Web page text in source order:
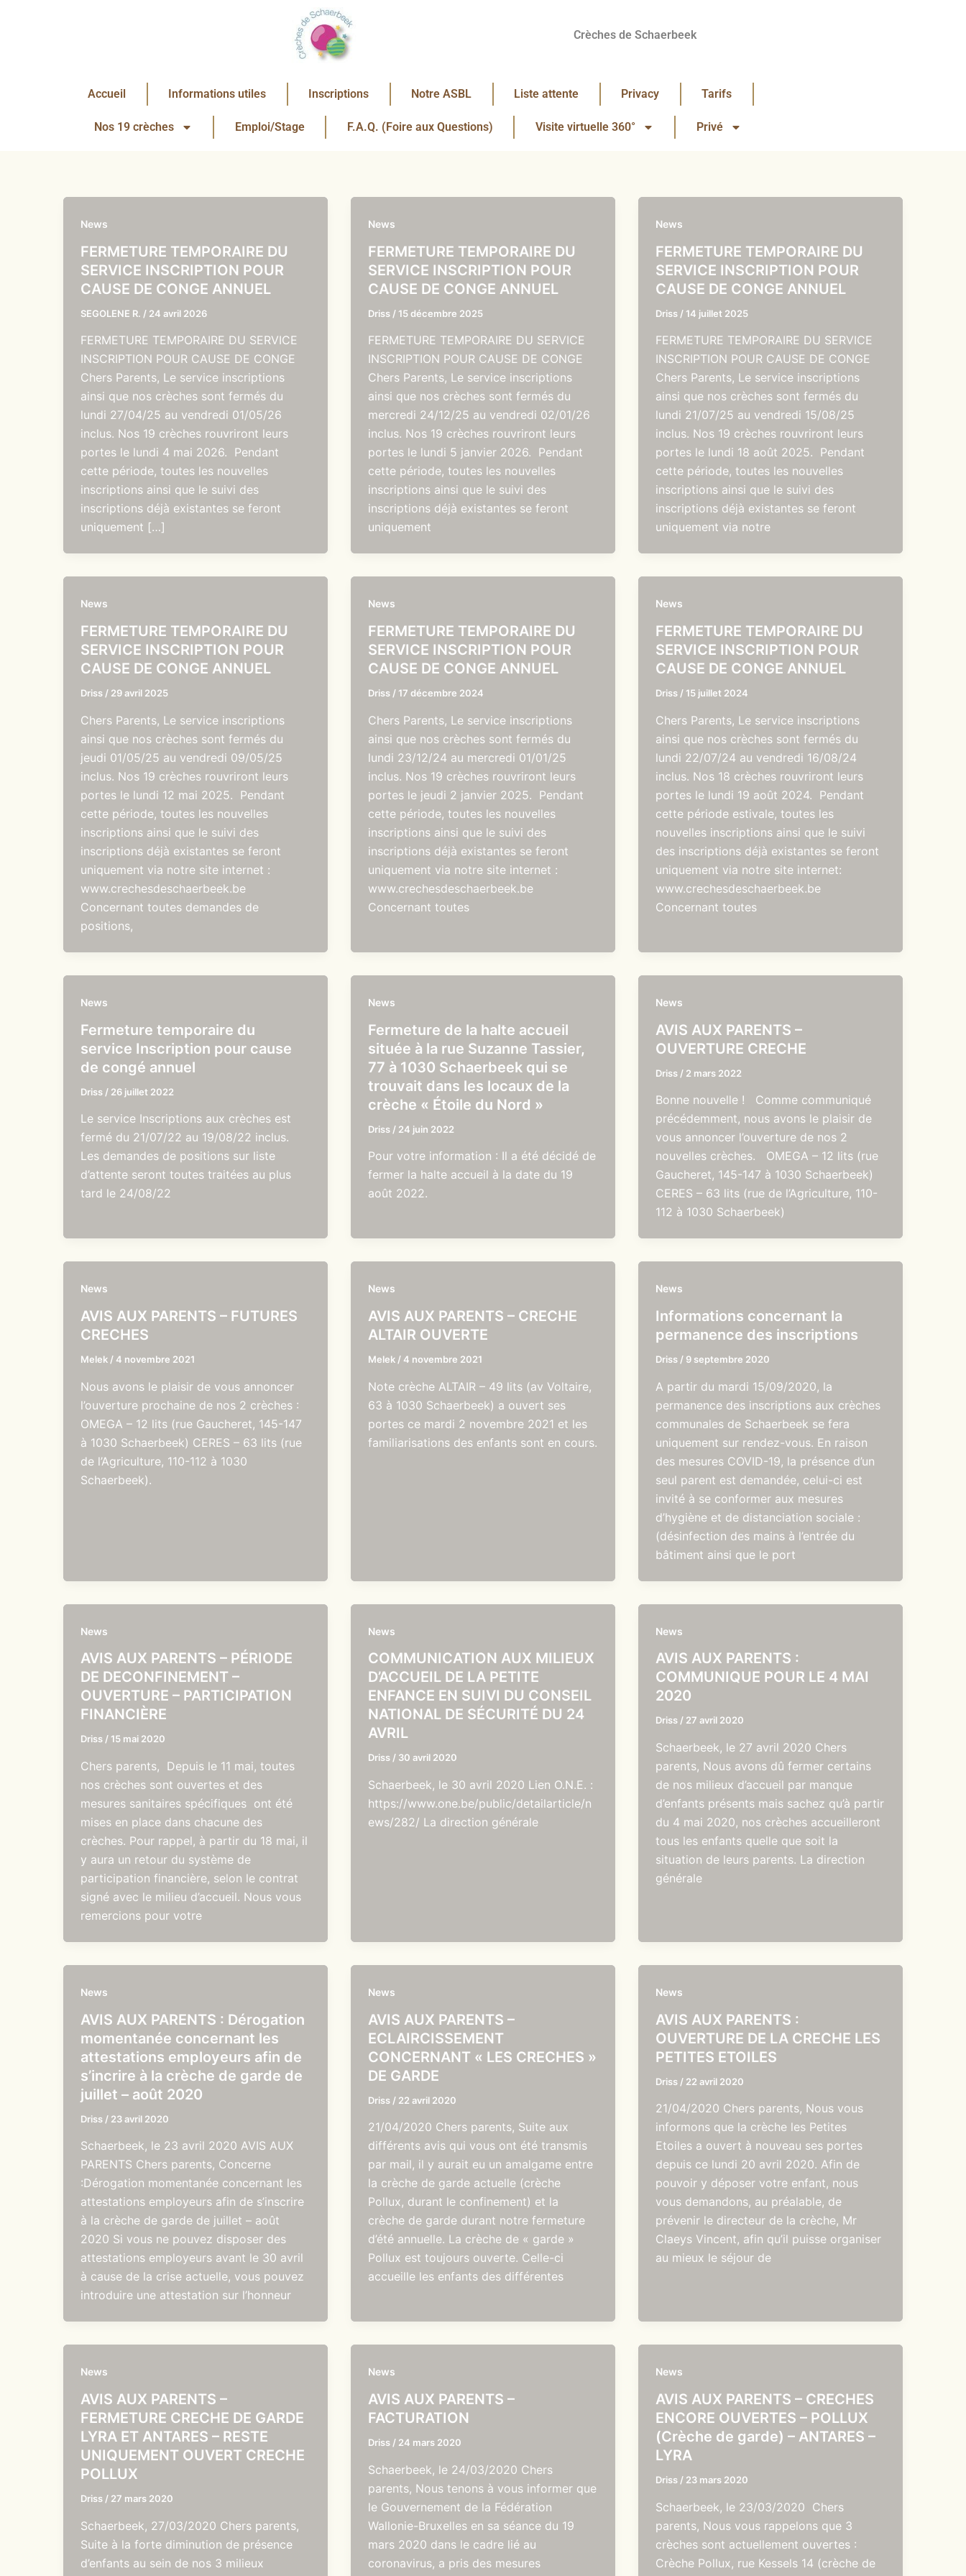
Crèches de Schaerbeek
Accueil Informations utiles Inscriptions Notre ASBL Liste attente Privacy Tarifs
Nos 19 crèches Emploi/Stage F.A.Q. (Foire aux Questions) Visite virtuelle 360° Privé
News
FERMETURE TEMPORAIRE DU
SERVICE INSCRIPTION POUR
CAUSE DE CONGE ANNUEL
SEGOLENE R. / 24 avril 2026
FERMETURE TEMPORAIRE DU SERVICE
INSCRIPTION POUR CAUSE DE CONGE
Chers Parents, Le service inscriptions
ainsi que nos crèches sont fermés du
lundi 27/04/25 au vendredi 01/05/26
inclus. Nos 19 crèches rouvriront leurs
portes le lundi 4 mai 2026. Pendant
cette période, toutes les nouvelles
inscriptions ainsi que le suivi des
inscriptions déjà existantes se feront
uniquement […]
News
FERMETURE TEMPORAIRE DU
SERVICE INSCRIPTION POUR
CAUSE DE CONGE ANNUEL
Driss / 15 décembre 2025
FERMETURE TEMPORAIRE DU SERVICE
INSCRIPTION POUR CAUSE DE CONGE
Chers Parents, Le service inscriptions
ainsi que nos crèches sont fermés du
mercredi 24/12/25 au vendredi 02/01/26
inclus. Nos 19 crèches rouvriront leurs
portes le lundi 5 janvier 2026. Pendant
cette période, toutes les nouvelles
inscriptions ainsi que le suivi des
inscriptions déjà existantes se feront
uniquement
News
FERMETURE TEMPORAIRE DU
SERVICE INSCRIPTION POUR
CAUSE DE CONGE ANNUEL
Driss / 14 juillet 2025
FERMETURE TEMPORAIRE DU SERVICE
INSCRIPTION POUR CAUSE DE CONGE
Chers Parents, Le service inscriptions
ainsi que nos crèches sont fermés du
lundi 21/07/25 au vendredi 15/08/25
inclus. Nos 19 crèches rouvriront leurs
portes le lundi 18 août 2025. Pendant
cette période, toutes les nouvelles
inscriptions ainsi que le suivi des
inscriptions déjà existantes se feront
uniquement via notre
News
FERMETURE TEMPORAIRE DU
SERVICE INSCRIPTION POUR
CAUSE DE CONGE ANNUEL
Driss / 29 avril 2025
Chers Parents, Le service inscriptions
ainsi que nos crèches sont fermés du
jeudi 01/05/25 au vendredi 09/05/25
inclus. Nos 19 crèches rouvriront leurs
portes le lundi 12 mai 2025. Pendant
cette période, toutes les nouvelles
inscriptions ainsi que le suivi des
inscriptions déjà existantes se feront
uniquement via notre site internet :
www.crechesdeschaerbeek.be
Concernant toutes demandes de
positions,
News
FERMETURE TEMPORAIRE DU
SERVICE INSCRIPTION POUR
CAUSE DE CONGE ANNUEL
Driss / 17 décembre 2024
Chers Parents, Le service inscriptions
ainsi que nos crèches sont fermés du
lundi 23/12/24 au mercredi 01/01/25
inclus. Nos 19 crèches rouvriront leurs
portes le jeudi 2 janvier 2025. Pendant
cette période, toutes les nouvelles
inscriptions ainsi que le suivi des
inscriptions déjà existantes se feront
uniquement via notre site internet :
www.crechesdeschaerbeek.be
Concernant toutes
News
FERMETURE TEMPORAIRE DU
SERVICE INSCRIPTION POUR
CAUSE DE CONGE ANNUEL
Driss / 15 juillet 2024
Chers Parents, Le service inscriptions
ainsi que nos crèches sont fermés du
lundi 22/07/24 au vendredi 16/08/24
inclus. Nos 18 crèches rouvriront leurs
portes le lundi 19 août 2024. Pendant
cette période estivale, toutes les
nouvelles inscriptions ainsi que le suivi
des inscriptions déjà existantes se feront
uniquement via notre site internet:
www.crechesdeschaerbeek.be
Concernant toutes
News
Fermeture temporaire du
service Inscription pour cause
de congé annuel
Driss / 26 juillet 2022
Le service Inscriptions aux crèches est
fermé du 21/07/22 au 19/08/22 inclus.
Les demandes de positions sur liste
d’attente seront toutes traitées au plus
tard le 24/08/22
News
Fermeture de la halte accueil
située à la rue Suzanne Tassier,
77 à 1030 Schaerbeek qui se
trouvait dans les locaux de la
crèche « Étoile du Nord »
Driss / 24 juin 2022
Pour votre information : Il a été décidé de
fermer la halte accueil à la date du 19
août 2022.
News
AVIS AUX PARENTS –
OUVERTURE CRECHE
Driss / 2 mars 2022
Bonne nouvelle ! Comme communiqué
précédemment, nous avons le plaisir de
vous annoncer l’ouverture de nos 2
nouvelles crèches. OMEGA – 12 lits (rue
Gaucheret, 145-147 à 1030 Schaerbeek)
CERES – 63 lits (rue de l’Agriculture, 110-
112 à 1030 Schaerbeek)
News
AVIS AUX PARENTS – FUTURES
CRECHES
Melek /4 novembre 2021
Nous avons le plaisir de vous annoncer
l’ouverture prochaine de nos 2 crèches :
OMEGA – 12 lits (rue Gaucheret, 145-147
à 1030 Schaerbeek) CERES – 63 lits (rue
de l’Agriculture, 110-112 à 1030
Schaerbeek).
News
AVIS AUX PARENTS – CRECHE
ALTAIR OUVERTE
Melek /4 novembre 2021
Note crèche ALTAIR – 49 lits (av Voltaire,
63 à 1030 Schaerbeek) a ouvert ses
portes ce mardi 2 novembre 2021 et les
familiarisations des enfants sont en cours.
News
Informations concernant la
permanence des inscriptions
Driss / 9 septembre 2020
A partir du mardi 15/09/2020, la
permanence des inscriptions aux crèches
communales de Schaerbeek se fera
uniquement sur rendez-vous. En raison
des mesures COVID-19, la présence d’un
seul parent est demandée, celui-ci est
invité à se conformer aux mesures
d’hygiène et de distanciation sociale :
(désinfection des mains à l’entrée du
bâtiment ainsi que le port
News
AVIS AUX PARENTS – PÉRIODE
DE DECONFINEMENT –
OUVERTURE – PARTICIPATION
FINANCIÈRE
Driss / 15 mai 2020
Chers parents, Depuis le 11 mai, toutes
nos crèches sont ouvertes et des
mesures sanitaires spécifiques ont été
mises en place dans chacune des
crèches. Pour rappel, à partir du 18 mai, il
y aura un retour du système de
participation financière, selon le contrat
signé avec le milieu d’accueil. Nous vous
remercions pour votre
News
COMMUNICATION AUX MILIEUX
D’ACCUEIL DE LA PETITE
ENFANCE EN SUIVI DU CONSEIL
NATIONAL DE SÉCURITÉ DU 24
AVRIL
Driss / 30 avril 2020
Schaerbeek, le 30 avril 2020 Lien O.N.E. :
https://www.one.be/public/detailarticle/n
ews/282/ La direction générale
News
AVIS AUX PARENTS :
COMMUNIQUE POUR LE 4 MAI
2020
Driss / 27 avril 2020
Schaerbeek, le 27 avril 2020 Chers
parents, Nous avons dû fermer certains
de nos milieux d’accueil par manque
d’enfants présents mais sachez qu’à partir
du 4 mai 2020, nos crèches accueilleront
tous les enfants quelle que soit la
situation de leurs parents. La direction
générale
News
AVIS AUX PARENTS : Dérogation
momentanée concernant les
attestations employeurs afin de
s’incrire à la crèche de garde de
juillet – août 2020
Driss / 23 avril 2020
Schaerbeek, le 23 avril 2020 AVIS AUX
PARENTS Chers parents, Concerne
:Dérogation momentanée concernant les
attestations employeurs afin de s’inscrire
à la crèche de garde de juillet – août
2020 Si vous ne pouvez disposer des
attestations employeurs avant le 30 avril
à cause de la crise actuelle, vous pouvez
introduire une attestation sur l’honneur
News
AVIS AUX PARENTS –
ECLAIRCISSEMENT
CONCERNANT « LES CRECHES »
DE GARDE
Driss / 22 avril 2020
21/04/2020 Chers parents, Suite aux
différents avis qui vous ont été transmis
par mail, il y aurait eu un amalgame entre
la crèche de garde actuelle (crèche
Pollux, durant le confinement) et la
crèche de garde durant notre fermeture
d’été annuelle. La crèche de « garde »
Pollux est toujours ouverte. Celle-ci
accueille les enfants des différentes
News
AVIS AUX PARENTS :
OUVERTURE DE LA CRECHE LES
PETITES ETOILES
Driss / 22 avril 2020
21/04/2020 Chers parents, Nous vous
informons que la crèche les Petites
Etoiles a ouvert à nouveau ses portes
depuis ce lundi 20 avril 2020. Afin de
pouvoir y déposer votre enfant, nous
vous demandons, au préalable, de
prévenir le directeur de la crèche, Mr
Claeys Vincent, afin qu’il puisse organiser
au mieux le séjour de
News
AVIS AUX PARENTS –
FERMETURE CRECHE DE GARDE
LYRA ET ANTARES – RESTE
UNIQUEMENT OUVERT CRECHE
POLLUX
Driss / 27 mars 2020
Schaerbeek, 27/03/2020 Chers parents,
Suite à la forte diminution de présence
d’enfants au sein de nos 3 milieux
News
AVIS AUX PARENTS –
FACTURATION
Driss / 24 mars 2020
Schaerbeek, le 24/03/2020 Chers
parents, Nous tenons à vous informer que
le Gouvernement de la Fédération
Wallonie-Bruxelles en sa séance du 19
mars 2020 dans le cadre lié au
coronavirus, a pris des mesures
News
AVIS AUX PARENTS – CRECHES
ENCORE OUVERTES – POLLUX
(Crèche de garde) – ANTARES –
LYRA
Driss / 23 mars 2020
Schaerbeek, le 23/03/2020 Chers
parents, Nous vous rappelons que 3
crèches sont actuellement ouvertes :
Crèche Pollux, rue Kessels 14 (crèche de